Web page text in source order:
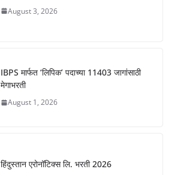
August 3, 2026
IBPS मार्फत ‘लिपिक’ पदाच्या 11403 जागांसाठी
मेगाभरती
August 1, 2026
हिंदुस्तान एरोनॉटिक्स लि. भरती 2026